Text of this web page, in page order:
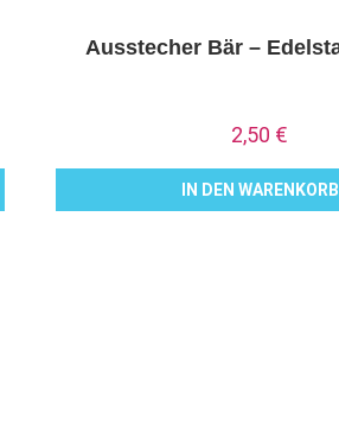
Ausstecher Bär –
2,50 €
IN DEN WARENKORB